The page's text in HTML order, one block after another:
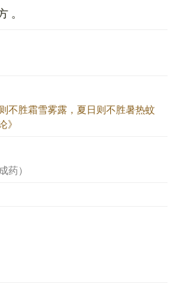
。
不胜霜雪雾露，夏日则不胜暑热蚊
》
药）